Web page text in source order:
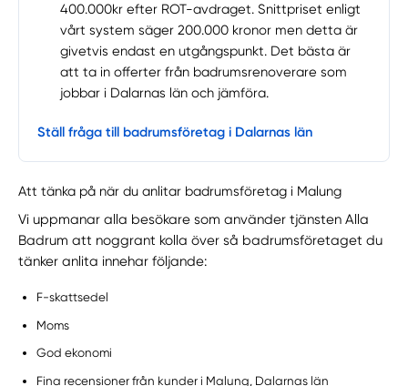
400.000kr efter ROT-avdraget. Snittpriset enligt
vårt system säger 200.000 kronor men detta är
givetvis endast en utgångspunkt. Det bästa är
att ta in offerter från badrumsrenoverare som
jobbar i Dalarnas län och jämföra.
Ställ fråga till badrumsföretag i Dalarnas län
Att tänka på när du anlitar badrumsföretag i Malung
Vi uppmanar alla besökare som använder tjänsten Alla
Badrum att noggrant kolla över så badrumsföretaget du
tänker anlita innehar följande:
F-skattsedel
Moms
God ekonomi
Fina recensioner från kunder i Malung, Dalarnas län